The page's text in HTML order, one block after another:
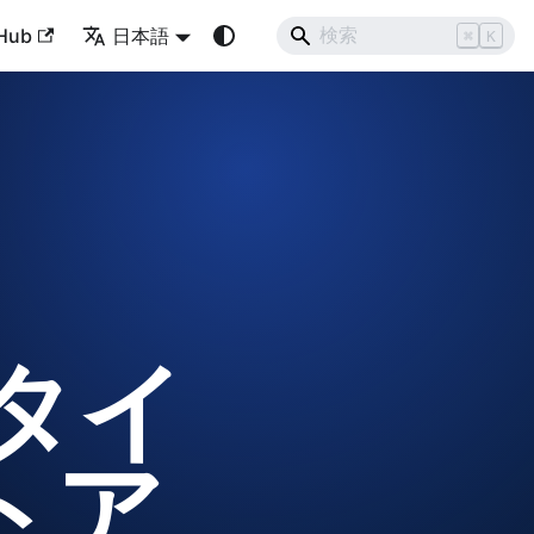
日本語 ⌘ K
イ